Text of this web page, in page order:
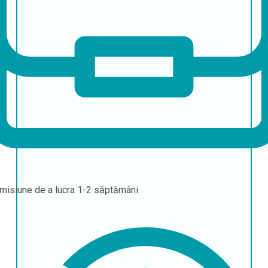
de a lucra 1-2 săptămâni